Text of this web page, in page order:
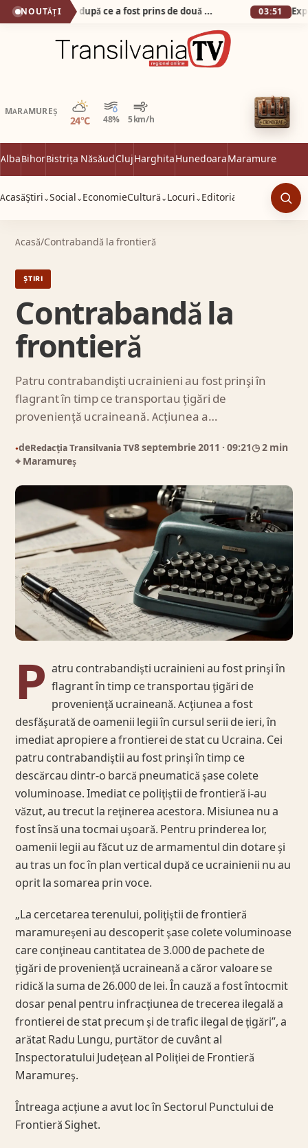
NOUTĂȚI Pasibil de pușcărie după ce a fost prins de două ori băut și drogat la volan 03:51
MARAMUREȘ
24°C 48% 5 km/h
Parțial noros
AlbaBihorBistrița NăsăudClujHarghitaHunedoaraMaramureș
AcasăȘtiri ⌄Social ⌄ EconomieCultură ⌄ Locuri ⌄ Editorial
Acasă/Contrabandă la frontieră
ȘTIRI
Contrabandă la
frontieră
Patru contrabandişti ucrainieni au fost prinşi în
flagrant în timp ce transportau ţigări de
provenienţă ucraineană. Acţiunea a…
●deRedacția Transilvania TV8 septembrie 2011 · 09:21◷ 2 min
⌖ Maramureș
P atru contrabandişti ucrainieni au fost prinşi în
flagrant în timp ce transportau ţigări de
provenienţă ucraineană. Acţiunea a fost
desfăşurată de oamenii legii în cursul serii de ieri, în
imediat apropiere a frontierei de stat cu Ucraina. Cei
patru contrabandiştii au fost prinşi în timp ce
descărcau dintr-o barcă pneumatică şase colete
voluminoase. Imediat ce poliţiştii de frontieră i-au
văzut, au trecut la reţinerea acestora. Misiunea nu a
fost însă una tocmai uşoară. Pentru prinderea lor,
oamenii legii au făcut uz de armamentul din dotare şi
au tras un foc în plan vertical după ce ucrainienii nu au
oprit la somarea prin voce.
„La cercetarea terenului, poliţiştii de frontieră
maramureşeni au descoperit şase colete voluminoase
care conţineau cantitatea de 3.000 de pachete de
ţigări de provenienţă ucraineană a căror valoare se
ridică la suma de 26.000 de lei. În cauză a fost întocmit
dosar penal pentru infracţiunea de trecerea ilegală a
frontierei de stat precum şi de trafic ilegal de ţigări”, a
arătat Radu Lungu, purtător de cuvânt al
Inspectoratului Judeţean al Poliţiei de Frontieră
Maramureş.
Întreaga acţiune a avut loc în Sectorul Punctului de
Frontieră Sighet.